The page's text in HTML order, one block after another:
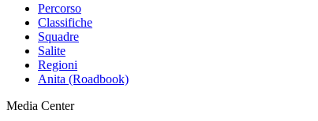
Percorso
Classifiche
Squadre
Salite
Regioni
Anita (Roadbook)
Media Center